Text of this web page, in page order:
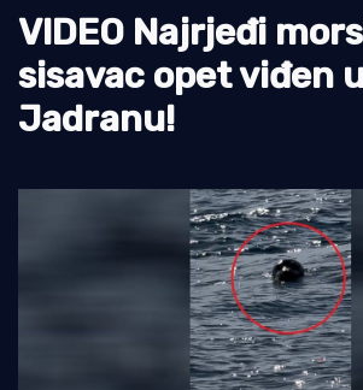
Pomorstvo
Ribolov
Ekologija
VIDEO Najrjeđi
sisavac opet viđen
Jadranu!